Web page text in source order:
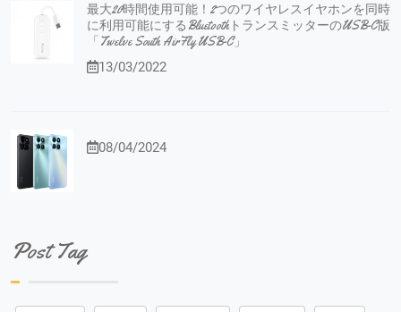
最大20時間使用可能！2つのワイヤレスイヤホンを同時
に利用可能にするBluetoothトランスミッターのUSB-C版
「Twelve South AirFly USB-C」
13/03/2022
08/04/2024
Post Tag